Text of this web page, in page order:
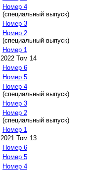
Номер 4
(специальный выпуск)
Номер 3
Номер 2
(специальный выпуск)
Номер 1
2022 Том 14
Номер 6
Номер 5
Номер 4
(специальный выпуск)
Номер 3
Номер 2
(специальный выпуск)
Номер 1
2021 Том 13
Номер 6
Номер 5
Номер 4